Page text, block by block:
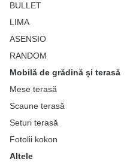
BULLET
LIMA
ASENSIO
RANDOM
Mobilă de grădină și terasă
Mese terasă
Scaune terasă
Seturi terasă
Fotolii kokon
Altele